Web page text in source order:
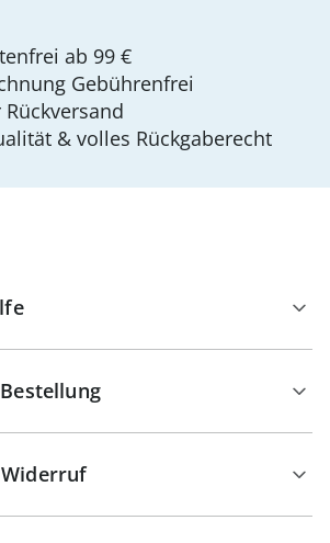
ab 99 €
Gebührenfrei
& volles Rückgaberecht
Widerruf